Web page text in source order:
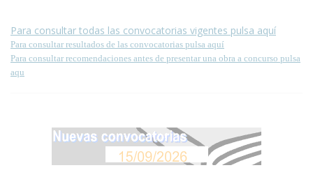
Para consultar todas las convocatorias vigentes pulsa aquí
Para consultar resultados de las convocatorias pulsa aquí
Para consultar recomendaciones antes de presentar una obra a concurso pulsa
aqu